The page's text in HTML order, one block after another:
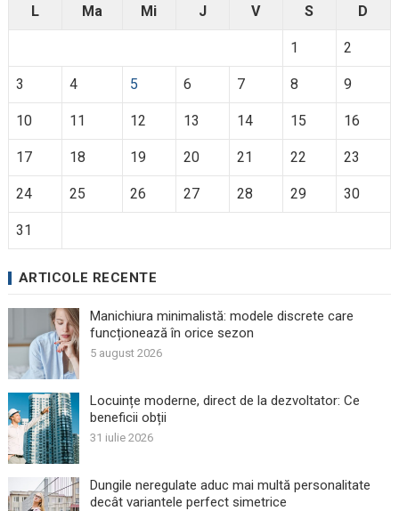
L Ma Mi J V S D
1 2
3 4 5 6 7 8 9
10 11 12 13 14 15 16
17 18 19 20 21 22 23
24 25 26 27 28 29 30
31
ARTICOLE RECENTE
Manichiura minimalistă: modele discrete care
funcționează în orice sezon
5 august 2026
Locuințe moderne, direct de la dezvoltator: Ce
beneficii obții
31 iulie 2026
Dungile neregulate aduc mai multă personalitate
decât variantele perfect simetrice